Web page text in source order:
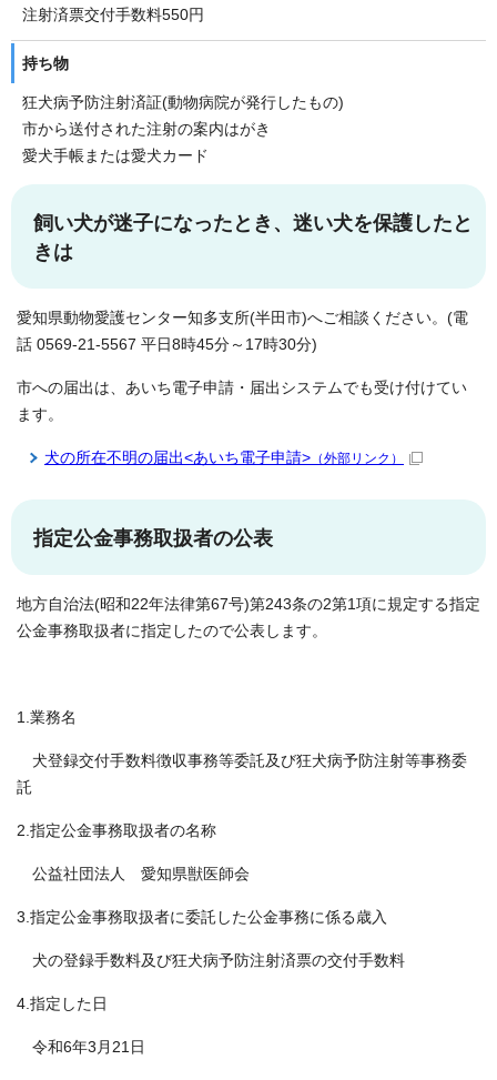
注射済票交付手数料550円
持ち物
狂犬病予防注射済証(動物病院が発行したもの)
市から送付された注射の案内はがき
愛犬手帳または愛犬カード
飼い犬が迷子になったとき、迷い犬を保護したと
きは
愛知県動物愛護センター知多支所(半田市)へご相談ください。(電
話 0569-21-5567 平日8時45分～17時30分)
市への届出は、あいち電子申請・届出システムでも受け付けてい
ます。
犬の所在不明の届出<あいち電子申請> （外部リンク）
指定公金事務取扱者の公表
地方自治法(昭和22年法律第67号)第243条の2第1項に規定する指定
公金事務取扱者に指定したので公表します。
1.業務名
犬登録交付手数料徴収事務等委託及び狂犬病予防注射等事務委
託
2.指定公金事務取扱者の名称
公益社団法人 愛知県獣医師会
3.指定公金事務取扱者に委託した公金事務に係る歳入
犬の登録手数料及び狂犬病予防注射済票の交付手数料
4.指定した日
令和6年3月21日